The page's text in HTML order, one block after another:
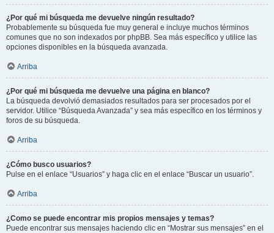
¿Por qué mi búsqueda me devuelve ningún resultado?
Probablemente su búsqueda fue muy general e incluye muchos términos
comunes que no son indexados por phpBB. Sea más específico y utilice las
opciones disponibles en la búsqueda avanzada.
Arriba
¿Por qué mi búsqueda me devuelve una página en blanco?
La búsqueda devolvió demasiados resultados para ser procesados por el
servidor. Utilice “Búsqueda Avanzada” y sea más específico en los términos y
foros de su búsqueda.
Arriba
¿Cómo busco usuarios?
Pulse en el enlace “Usuarios” y haga clic en el enlace “Buscar un usuario”.
Arriba
¿Como se puede encontrar mis propios mensajes y temas?
Puede encontrar sus mensajes haciendo clic en “Mostrar sus mensajes” en el